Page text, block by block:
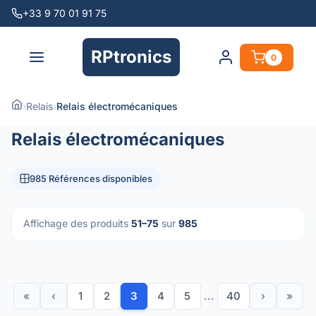
+33 9 70 01 91 75
RPtronics 0
›Relais›Relais électromécaniques
Relais électromécaniques
985 Références disponibles
Affichage des produits 51–75 sur 985
« ‹ 1 2 3 4 5 ... 40 › »